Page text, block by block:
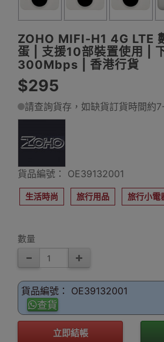
ZOHO MIFI-H1 4G LTE
蛋 | 支援10部裝置使用 |
300Mbps | 香港行貨
$295
請查詢貨存，如缺貨訂貨時間約
貨品編號： OE39132001
生活時尚 旅行用品 旅行小電
數量
貨品編號： OE39132001
查貨
立即結帳